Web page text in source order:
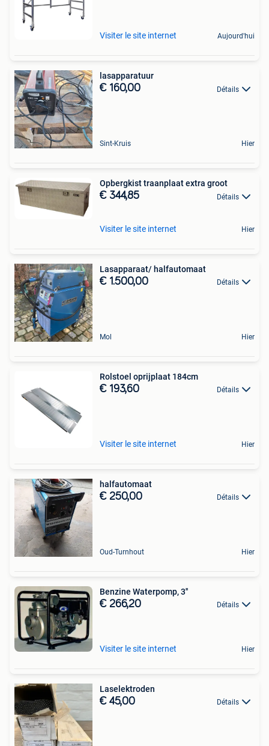
Visiter le site internet Aujourd'hui
lasapparatuur
€ 160,00 Détails
Sint-Kruis Hier
Opbergkist traanplaat extra groot
€ 344,85 Détails
Visiter le site internet Hier
Lasapparaat/ halfautomaat
€ 1.500,00 Détails
Mol Hier
Rolstoel oprijplaat 184cm
€ 193,60 Détails
Visiter le site internet Hier
halfautomaat
€ 250,00 Détails
Oud-Turnhout Hier
Benzine Waterpomp, 3''
€ 266,20 Détails
Visiter le site internet Hier
Laselektroden
€ 45,00 Détails